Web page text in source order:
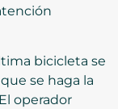
bicicleta se
se haga la
operador